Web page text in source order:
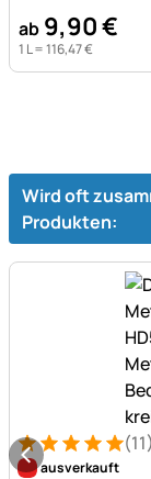
ab 9,90€
1 L =116,47€
Wird oft
Produkten:
Bewertung: 5
11 Bewertungen
(11)
ausverkauft